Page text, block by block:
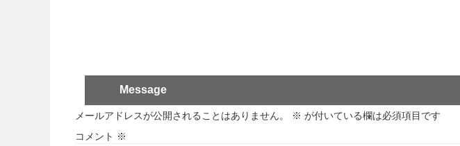
Message
メールアドレスが公開されることはありません。 ※ が付いている欄は必須項目です
コメント ※